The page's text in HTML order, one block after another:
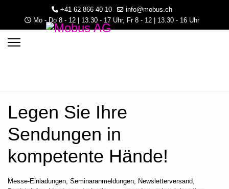
+41 62 866 40 10
info@mobus.ch
Mo - Do 8 - 12 | 13.30 - 17 Uhr, Fr 8 - 12 | 13.30 - 16 Uhr
Legen Sie Ihre
Sendungen in
kompetente Hände!
Messe-Einladungen, Seminaranmeldungen, Newsletterversand,